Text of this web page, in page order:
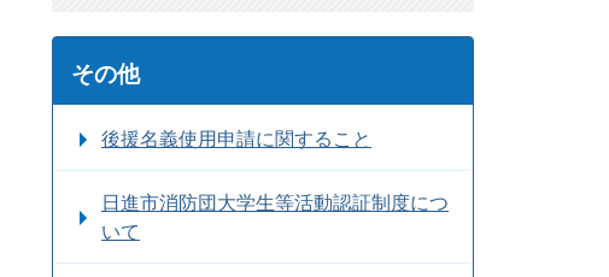
その他
後援名義使用申請に関すること
日進市消防団大学生等活動認証制度につ
いて